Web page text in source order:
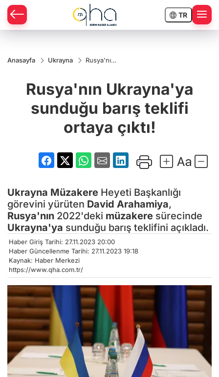
TR
Anasayfa Ukrayna
Rusya'nın
barış teklifi
ortaya
Rusya'nın Ukrayna'ya
sunduğu barış teklifi
ortaya çıktı!
Ukrayna Müzakere Heyeti Başkanlığı
görevini yürüten David Arahamiya,
Rusya'nın 2022'deki müzakere sürecinde
Ukrayna'ya sunduğu barış teklifini açıkladı.
Haber Giriş Tarihi: 27.11.2023 20:00
Haber Güncellenme Tarihi: 27.11.2023 19:18
Kaynak: Haber Merkezi
https://www.qha.com.tr/